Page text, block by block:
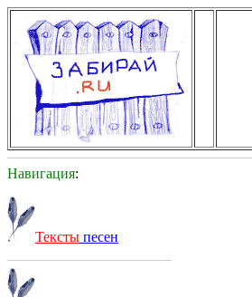
Навигация:
Тексты песен